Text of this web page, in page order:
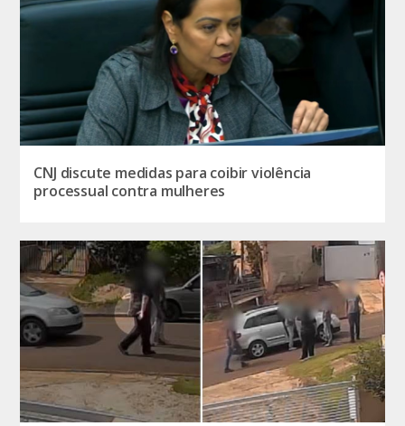
CNJ discute medidas para coibir violência
processual contra mulheres